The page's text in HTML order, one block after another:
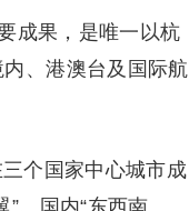
成果，是唯一以杭
、港澳台及国际航
个国家中心城市成
、国内“东西南